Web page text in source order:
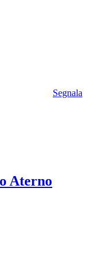
Segnala
Aterno